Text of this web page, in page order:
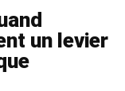
un levier